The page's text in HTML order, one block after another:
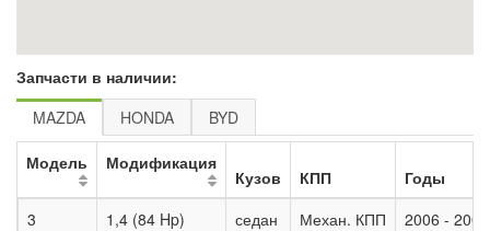
Запчасти в наличии:
MAZDA
HONDA BYD
Модель Модификация
Кузов КПП
Годы
3
1,4 (84 Hp) седан Механ. КПП
2006 - 2008